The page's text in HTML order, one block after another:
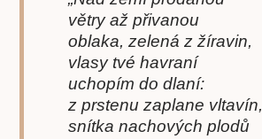
větry až přivanou
oblaka, zelená z žíravin,
vlasy tvé havraní
uchopím do dlaní:
z prstenu zaplane vltavín,
snítka nachových plodů